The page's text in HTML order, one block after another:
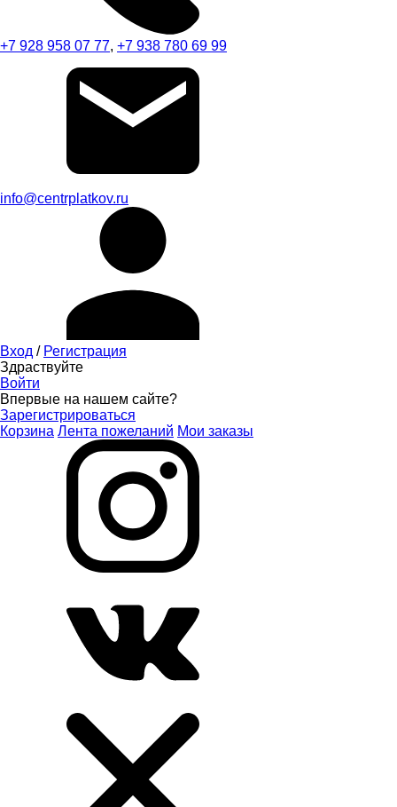
+7 928 958 07 77, +7 938 780 69 99
info@centrplatkov.ru
Вход / Регистрация
Здраствуйте
Войти
Впервые на нашем сайте?
Зарегистрироваться
Корзина Лента пожеланий Мои заказы